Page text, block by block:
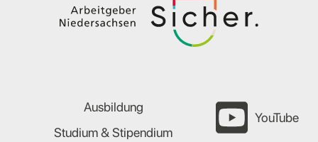
Ausbildung
Studium & Stipendium
YouTube